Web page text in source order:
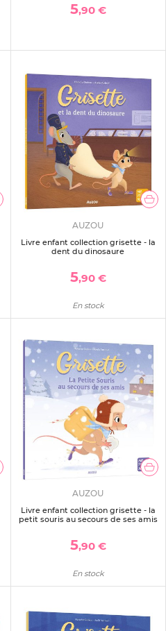
5,90 €
AUZOU
Livre enfant collection grisette - la
dent du dinosaure
5,90 €
En stock
AUZOU
Livre enfant collection grisette - la
petit souris au secours de ses amis
5,90 €
En stock